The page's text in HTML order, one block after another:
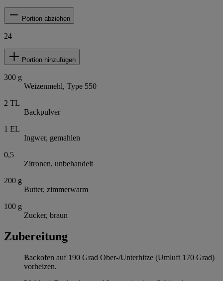
Portion abziehen
24
Portion hinzufügen
300 g
Weizenmehl, Type 550
2 TL
Backpulver
1 EL
Ingwer, gemahlen
0,5
Zitronen, unbehandelt
200 g
Butter, zimmerwarm
100 g
Zucker, braun
Zubereitung
Backofen auf 190 Grad Ober-/Unterhitze (Umluft 170 Grad)
vorheizen.